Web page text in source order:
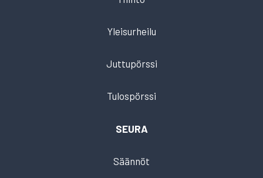
Yleisurheilu
Juttupörssi
Tulospörssi
SEURA
Säännöt